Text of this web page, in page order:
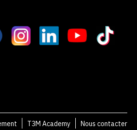
T3M Academy Nous contacter